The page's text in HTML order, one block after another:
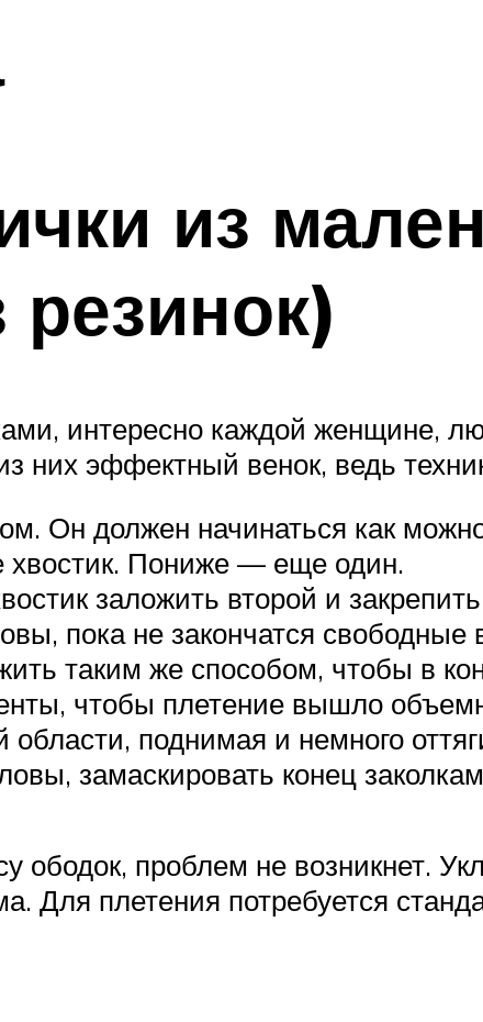
из
резинок)
интересно каждой женщине,
них эффектный венок, ведь
Он должен начинаться как
хвостик. Пониже — еще один.
заложить второй и
пока не закончатся свободные
таким же способом, чтобы в
чтобы плетение вышло
поднимая и немного
замаскировать конец
ободок, проблем не возникнет.
Для плетения потребуется